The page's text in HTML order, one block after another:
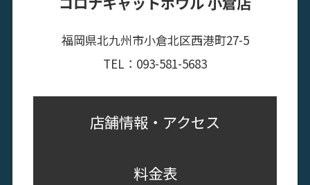
福岡県北九州市小倉北区西港町27-5
TEL：093-581-5683
店舗情報・アクセス
料金表